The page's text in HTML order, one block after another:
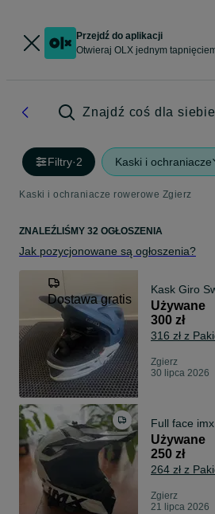
Przejdź do aplikacji
Otwieraj OLX jednym
Znajdź coś dla siebie
Filtry·2 Kaski i ochraniacze
Kaski i ochraniacze rowerowe Zgierz
ZNALEŹLIŚMY 32 OGŁOSZENIA
Jak pozycjonowane są ogłoszenia?
Dostawa gratis
Kask Giro
Używane
300 zł
316 zł z
Zgierz
30 lipca 2026
Full face
Używane
250 zł
264 zł z
Zgierz
21 lipca 2026